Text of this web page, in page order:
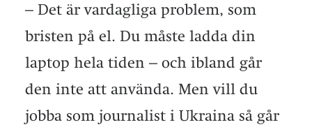
– Det är vardagliga problem, som
bristen på el. Du måste ladda din
laptop hela tiden – och ibland går
den inte att använda. Men vill du
jobba som journalist i Ukraina så går